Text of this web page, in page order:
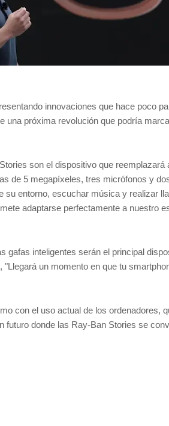
innovaciones que hace poco
próxima revolución que podría
son el dispositivo que
de 5 megapíxeles, tres micrófonos y
entorno, escuchar música y realizar
adaptarse perfectamente a nuestro
gafas inteligentes serán el principal
un momento en que tu
con el uso actual de los ordenadores,
donde las Ray-Ban Stories se